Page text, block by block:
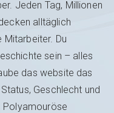
Jeden Tag, Millionen
alltäglich
Mitarbeiter. Du
sein – alles
das website das
Geschlecht und
Polyamouröse